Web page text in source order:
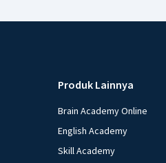
Produk Lainnya
Brain Academy Online
English Academy
Skill Academy